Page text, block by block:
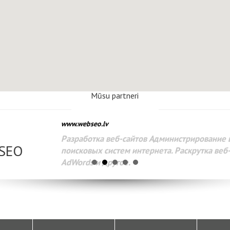
Mūsu partneri
www.webseo.lv
Разработка веб-сайтов Администрирование веб-сайтов.
поисковых систем интернета. Раскрутка веб-сайтов.
AdWords и другое.